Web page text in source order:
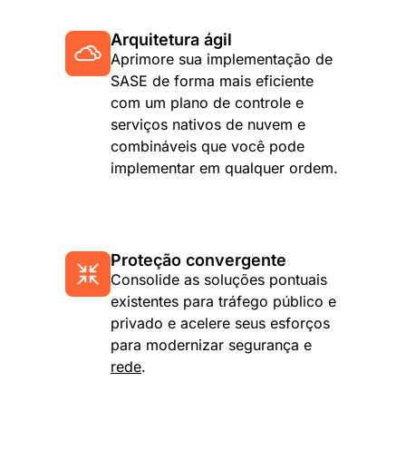
Arquitetura ágil
Aprimore sua implementação de
SASE de forma mais eficiente
com um plano de controle e
serviços nativos de nuvem e
combináveis que você pode
implementar em qualquer ordem.
Proteção convergente
Consolide as soluções pontuais
existentes para tráfego público e
privado e acelere seus esforços
para modernizar segurança e
rede.